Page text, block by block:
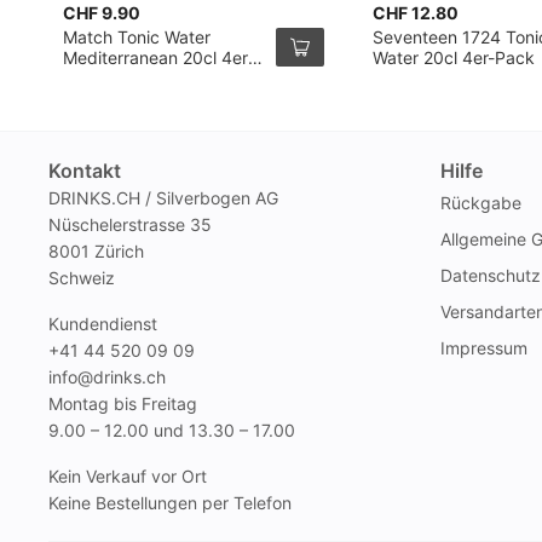
CHF 9.90
Match Tonic Water
Mediterranean 20cl 4er
CHF 12.80
Seventeen 1724
Water 20cl 4er-Pack
Kontakt
DRINKS.CH / Silverbogen AG
Nüschelerstrasse 35
8001 Zürich
Schweiz
Kundendienst
+41 44 520 09 09
info@drinks.ch
Montag bis Freitag
9.00 – 12.00 und 13.30 – 17.00
Kein Verkauf vor Ort
Keine Bestellungen per Telefon
Hilfe
Rückgabe
Allgemeine
Datenschutz
Impressum